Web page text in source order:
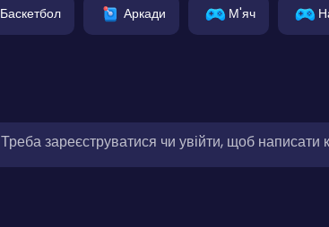
Баскетбол Аркади М'яч
Треба зареєструватися чи увійти, щоб написати